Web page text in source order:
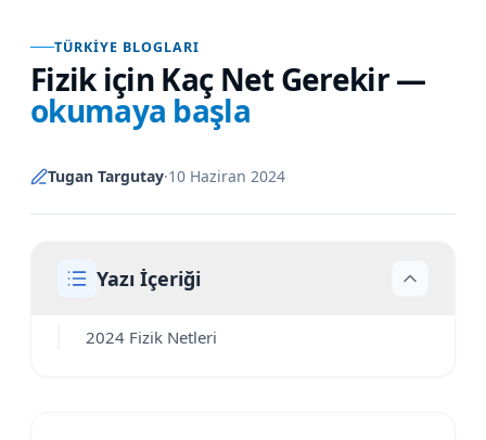
TÜRKIYE BLOGLARI
Fizik için Kaç Net Gerekir—
okumaya başla
Tugan Targutay·10 Haziran 2024
Yazı İçeriği
2024 Fizik Netleri